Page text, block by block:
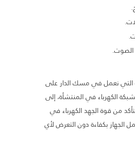
الصوت.
التي نعمل في مسك الدار على
الكهرباء في المنتشأة، إلى
من قوة الجهد الكهرباء في
الجهاز بكفاءة دون التعرض لأي